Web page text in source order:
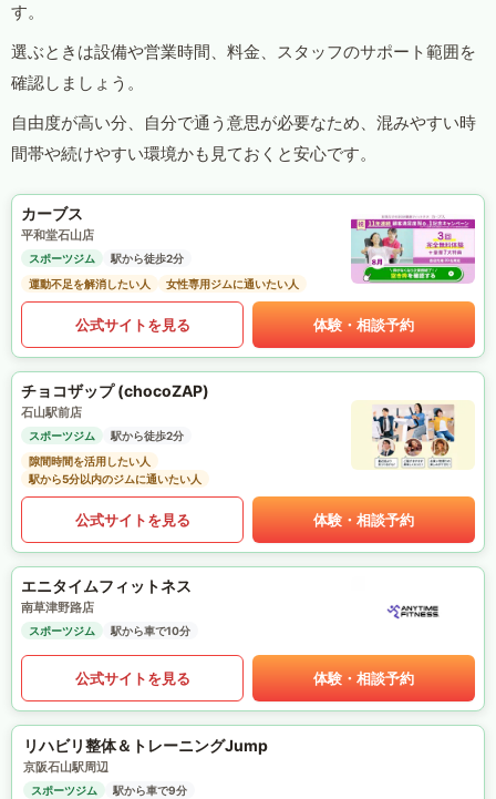
す。
選ぶときは設備や営業時間、料金、スタッフのサポート範囲を
確認しましょう。
自由度が高い分、自分で通う意思が必要なため、混みやすい時
間帯や続けやすい環境かも見ておくと安心です。
カーブス
平和堂石山店
スポーツジム
駅から徒歩2分
運動不足を解消したい人
女性専用ジムに通いたい人
公式サイトを見る 体験・相談予約
チョコザップ (chocoZAP)
石山駅前店
スポーツジム
駅から徒歩2分
隙間時間を活用したい人
駅から5分以内のジムに通いたい人
公式サイトを見る 体験・相談予約
エニタイムフィットネス
南草津野路店
スポーツジム 駅から車で10分
公式サイトを見る 体験・相談予約
リハビリ整体＆トレーニングJump
京阪石山駅周辺
スポーツジム 駅から車で9分